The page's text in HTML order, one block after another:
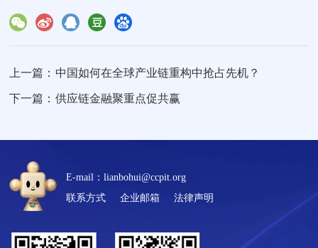
上一篇： 中国如何在全球产业链重构中抢占先机？
下一篇： 供应链金融聚重点促共赢
E-mail：lianbohui@ccpit.org
联系方式
企业邮箱 法律声明